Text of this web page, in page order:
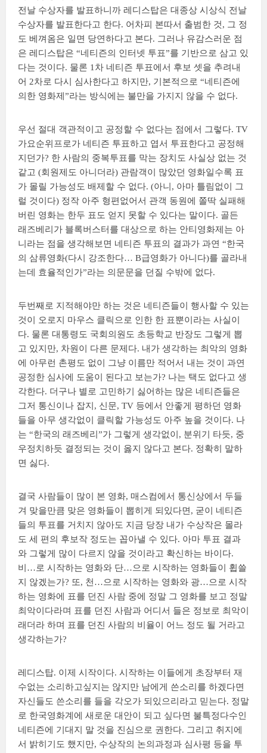
전날 수상자를 발표하니까 레디스탑은 대종상 시상식 전날
수상자를 발표한다고 한다. 어차피 본따서 출범한 것, 그 정
도 베껴옴은 일면 당연하다고 본다. 그러나 유감스러운 점
은 레디스탑은 “네티즌의 인터넷 투표”를 기반으로 삼고 있
다는 것이다. 물론 1차 네티즌 투표에서 후보 셋을 추려내
어 2차로 다시 심사한다고 하지만, 기본적으로 “네티즌에
의한 영화제”라는 방식에는 불만을 가지지 않을 수 없다.
우선 절대 객관적이고 공정할 수 없다는 점에서 그렇다. TV
가요순위프로가 네티즌 투표하고 엽서 투표한다고 공정해
지던가? 한 사람의 중복투표를 막는 장치도 사실상 없는 것
같고 (회원제도 아니더라) 관람객이 많았던 영화일수록 표
가 몰릴 가능성도 배제할 수 없다. (아니, 아마 틀림없이 그
럴 것이다) 정작 아주 형편없어서 관객 동원에 쫄딱 실패해
버린 영화는 한두 표도 얻지 못할 수 있다는 말이다. 골든
래즈베리가 블록버스터를 대상으로 하는 안티영화제는 아
니라는 점을 생각해보면 네티즌 투표의 결과가 과연 “한국
의 삼류영화(다시 강조한다… B급영화가 아니다)를 골라내
는데 효율적인가”라는 의문문을 던질 수밖에 없다.
두번째로 지적해야만 하는 것은 네티즌들이 행사할 수 있는
것이 오로지 마우스 클릭으로 인한 한 표뿐이라는 사실이
다. 물론 대통령도 국회의원도 초등학교 반장도 그렇게 뽑
고 있지만, 차원이 다른 문제다. 내가 생각하는 최악의 영화
에 아무런 촌평도 없이 그냥 이름만 적어서 내는 것이 과연
공정한 심사에 도움이 된다고 보는가? 나는 택도 없다고 생
각한다. 더구나 별로 고민하기 싫어하는 많은 네티즌들은
그저 통신이나 잡지, 신문, TV 등에서 안좋게 평하던 영화
들을 아무 생각없이 클릭할 가능성도 아주 높을 것이다. 나
는 “한국의 래즈베리”가 그렇게 생각없이, 분위기 타듯, 중
우정치하듯 결정되는 것이 옳지 않다고 본다. 정확히 말하
면 싫다.
결국 사람들이 많이 본 영화, 매스컴에서 통신상에서 두들
겨 맞을만큼 맞은 영화들이 뽑히게 되있다면, 굳이 네티즌
들의 투표를 거치지 않아도 지금 당장 내가 수상작은 몰라
도 세 편의 후보작 정도는 꼽아낼 수 있다. 아마 투표 결과
와 그렇게 많이 다르지 않을 것이라고 확신하는 바이다.
비…로 시작하는 영화와 단…으로 시작하는 영화들이 휩쓸
지 않겠는가? 또, 천…으로 시작하는 영화와 광…으로 시작
하는 영화에 표를 던진 사람 중에 정말 그 영화를 보고 정말
최악이다라며 표를 던진 사람과 어디서 들은 정보로 최악이
래더라 하며 표를 던진 사람의 비율이 어느 정도 될 거라고
생각하는가?
레디스탑. 이제 시작이다. 시작하는 이들에게 초장부터 재
수없는 소리하고싶지는 않지만 남에게 쓴소리를 하겠다면
자신들도 쓴소리를 들을 각오가 되있으리라고 믿는다. 정말
로 한국영화계에 새로운 대안이 되고 싶다면 불특정다수인
네티즌에 기대지 말 것을 진심으로 권한다. 그리고 취지에
서 밝히기도 했지만, 수상작의 논의과정과 심사평 등을 투